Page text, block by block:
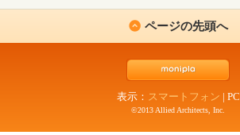
ページの先頭へ
表示： スマートフォン | PC
©2013 Allied Architects, Inc.